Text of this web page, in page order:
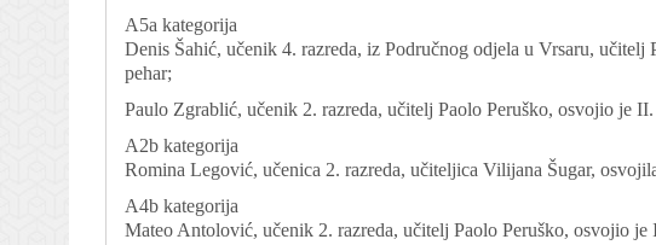
A5a kategorija
Denis Šahić, učenik 4. razreda, iz Područnog odjela u Vrsaru, učitelj
pehar;
Paulo Zgrablić, učenik 2. razreda, učitelj Paolo Peruško, osvojio je II.
A2b kategorija
Romina Legović, učenica 2. razreda, učiteljica Vilijana Šugar,
A4b kategorija
Mateo Antolović, učenik 2. razreda, učitelj Paolo Peruško, osvojio je